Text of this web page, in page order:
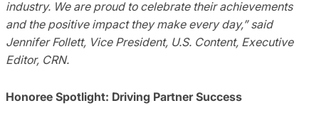
industry. We are proud to celebrate their achievements
and the positive impact they make every day,” said
Jennifer Follett, Vice President, U.S. Content, Executive
Editor, CRN.
Honoree Spotlight: Driving Partner Success